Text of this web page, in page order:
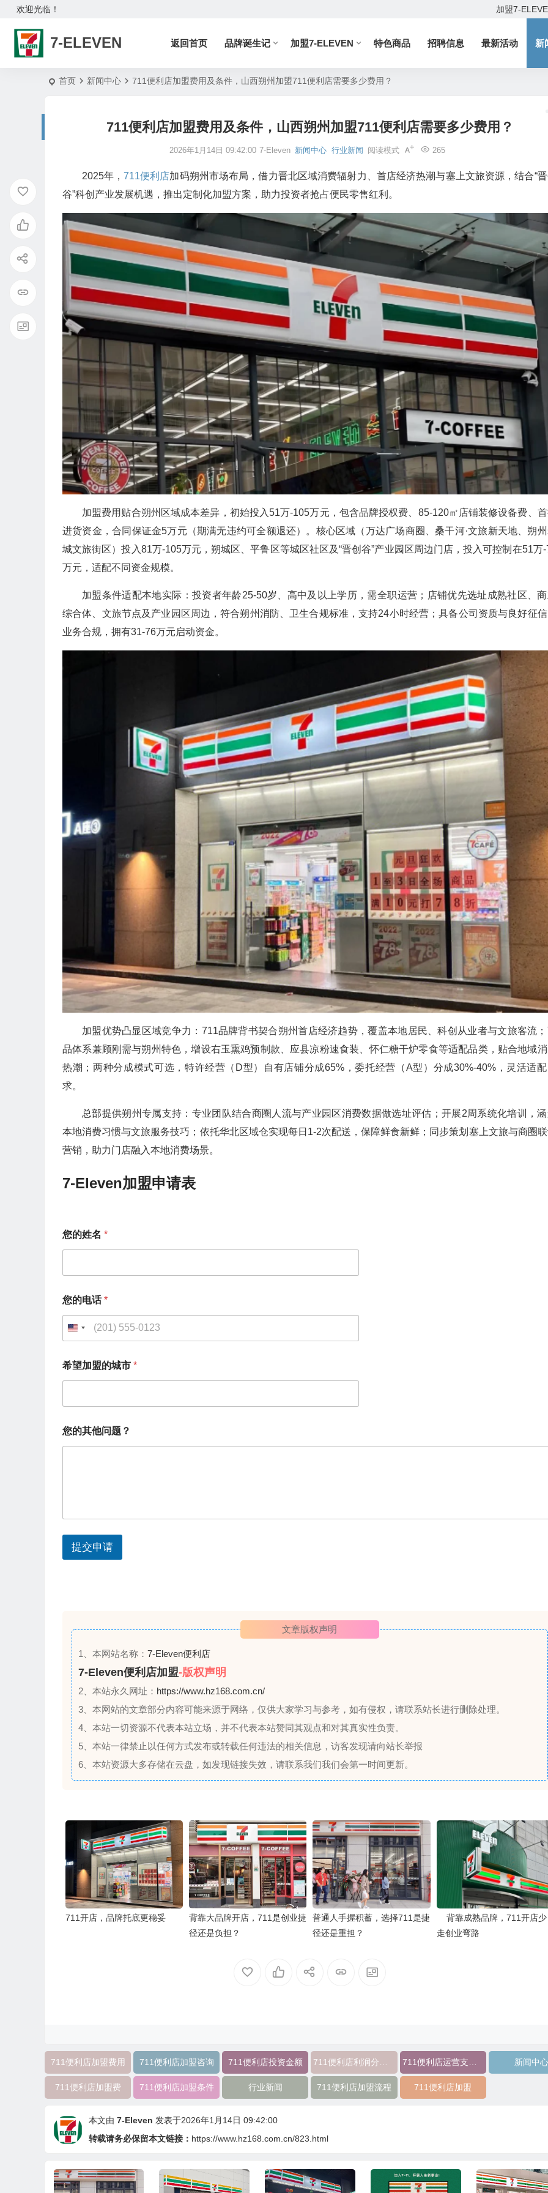
欢迎光临！ 加盟7-
7-ELEVEN 返回首页 品牌诞生记 加盟7-ELEVEN 特色商品 招聘信息 最新活动 新
首页 新闻中心 711便利店加盟费用及条件，山西朔州加盟711便利店需要多少费用？
711便利店加盟费用及条件，山西朔州加盟711便利店需要多少费用？
2026年1月14日 09:42:00 7-Eleven 新闻中心 行业新闻 265
阅读模式
2025年，711便利店加码朔州市场布局，借力晋北区域消费辐射力、首店经济热潮与塞上文旅资源，结合“
谷”科创产业发展机遇，推出定制化加盟方案，助力投资者抢占便民零售红利。
加盟费用贴合朔州区域成本差异，初始投入51万-105万元，包含品牌授权费、85-120㎡店铺装修设备费、
进货资金，合同保证金5万元（期满无违约可全额退还）。核心区域（万达广场商圈、桑干河·文旅新天地、朔
城文旅街区）投入81万-105万元，朔城区、平鲁区等城区社区及“晋创谷”产业园区周边门店，投入可控制在51万-
万元，适配不同资金规模。
加盟条件适配本地实际：投资者年龄25-50岁、高中及以上学历，需全职运营；店铺优先选址成熟社区、
综合体、文旅节点及产业园区周边，符合朔州消防、卫生合规标准，支持24小时经营；具备公司资质与良好征
业务合规，拥有31-76万元启动资金。
加盟优势凸显区域竞争力：711品牌背书契合朔州首店经济趋势，覆盖本地居民、科创从业者与文旅客流
品体系兼顾刚需与朔州特色，增设右玉熏鸡预制款、应县凉粉速食装、怀仁糖干炉零食等适配品类，贴合地域
热潮；两种分成模式可选，特许经营（D型）自有店铺分成65%，委托经营（A型）分成30%-40%，灵活适
求。
总部提供朔州专属支持：专业团队结合商圈人流与产业园区消费数据做选址评估；开展2周系统化培训，
本地消费习惯与文旅服务技巧；依托华北区域仓实现每日1-2次配送，保障鲜食新鲜；同步策划塞上文旅与商圈
营销，助力门店融入本地消费场景。
7-Eleven加盟申请表
您的姓名 *
您的电话*
U
i
e
d
e
s
+
的
姓
的
电
话
希望加盟的城市 *
您的其他问题？
提交申请
文章版权声明
1、本网站名称： 7-Eleven便利店
7-Eleven便利店加盟-版权声明
2、本站永久网址： https://www.hz168.com.cn/
3、本网站的文章部分内容可能来源于网络，仅供大家学习与参考，如有侵权，请联系站长进行删除处理。
4、本站一切资源不代表本站立场，并不代表本站赞同其观点和对其真实性负责。
5、本站一律禁止以任何方式发布或转载任何违法的相关信息，访客发现请向站长举报
6、本站资源大多存储在云盘，如发现链接失效，请联系我们我们会第一时间更新。
711开店，品牌托底更稳妥
背靠大品牌开店，711是创业捷
径还是负担？
普通人手握积蓄，选择711是捷
径还是重担？
背靠成熟品牌，711开店少
走创业弯路
711便利店加盟费用 711便利店加盟咨询 711便利店投资金额 711便利店利润分成模式 711便利店运营支持政策 新闻中
711便利店加盟费 711便利店加盟条件 行业新闻 711便利店加盟流程 711便利店加盟
本文由 7-Eleven 发表于2026年1月14日 09:42:00
转载请务必保留本文链接： https://www.hz168.com.cn/823.html